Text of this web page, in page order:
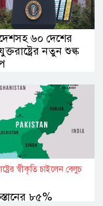
৬০ দেশের
নতুন শুল্ক
স্বীকৃতি চাইলেন বেলুচ
৮৫%